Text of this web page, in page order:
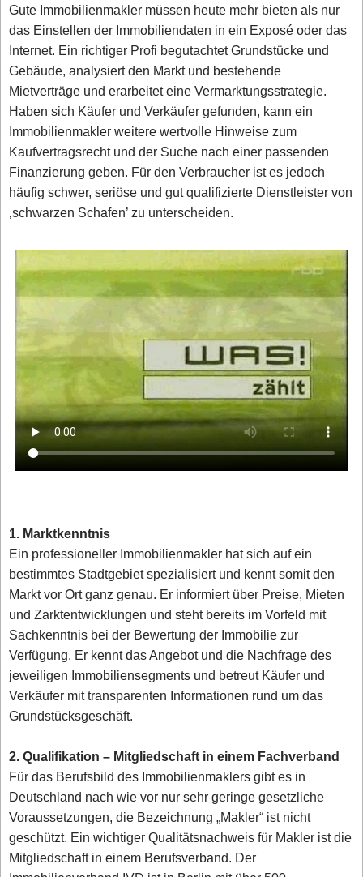
Gute Immobilienmakler müssen heute mehr bieten als nur
das Einstellen der Immobiliendaten in ein Exposé oder das
Internet. Ein richtiger Profi begutachtet Grundstücke und
Gebäude, analysiert den Markt und bestehende
Mietverträge und erarbeitet eine Vermarktungsstrategie.
Haben sich Käufer und Verkäufer gefunden, kann ein
Immobilienmakler weitere wertvolle Hinweise zum
Kaufvertragsrecht und der Suche nach einer passenden
Finanzierung geben. Für den Verbraucher ist es jedoch
häufig schwer, seriöse und gut qualifizierte Dienstleister von
‚schwarzen Schafen’ zu unterscheiden.
1. Marktkenntnis
Ein professioneller Immobilienmakler hat sich auf ein
bestimmtes Stadtgebiet spezialisiert und kennt somit den
Markt vor Ort ganz genau. Er informiert über Preise, Mieten
und Zarktentwicklungen und steht bereits im Vorfeld mit
Sachkenntnis bei der Bewertung der Immobilie zur
Verfügung. Er kennt das Angebot und die Nachfrage des
jeweiligen Immobiliensegments und betreut Käufer und
Verkäufer mit transparenten Informationen rund um das
Grundstücksgeschäft.
2. Qualifikation – Mitgliedschaft in einem Fachverband
Für das Berufsbild des Immobilienmaklers gibt es in
Deutschland nach wie vor nur sehr geringe gesetzliche
Voraussetzungen, die Bezeichnung „Makler“ ist nicht
geschützt. Ein wichtiger Qualitätsnachweis für Makler ist die
Mitgliedschaft in einem Berufsverband. Der